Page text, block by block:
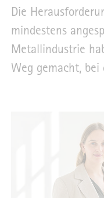
Die
mindestens
Metallindustrie
Weg gemacht, bei